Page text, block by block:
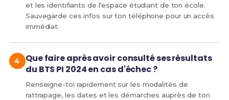
et les identifiants de l'espace étudiant de ton école.
Sauvegarde ces infos sur ton téléphone pour un accès
immédiat.
Que faire après avoir consulté ses résultats
du BTS PI 2024 en cas d'échec ?
Renseigne-toi rapidement sur les modalités de
rattrapage, les dates et les démarches auprès de ton